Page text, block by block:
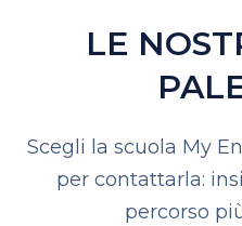
LE
Scegli la scuola My
per contattarla:
percorso